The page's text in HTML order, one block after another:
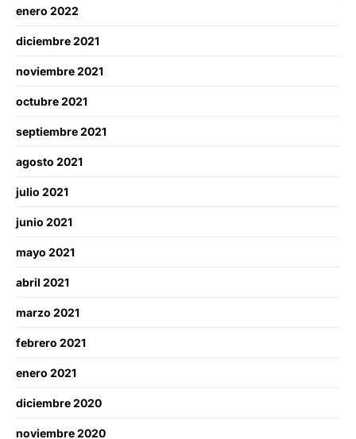
enero 2022
diciembre 2021
noviembre 2021
octubre 2021
septiembre 2021
agosto 2021
julio 2021
junio 2021
mayo 2021
abril 2021
marzo 2021
febrero 2021
enero 2021
diciembre 2020
noviembre 2020